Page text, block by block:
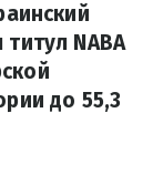
NABA
до 55,3